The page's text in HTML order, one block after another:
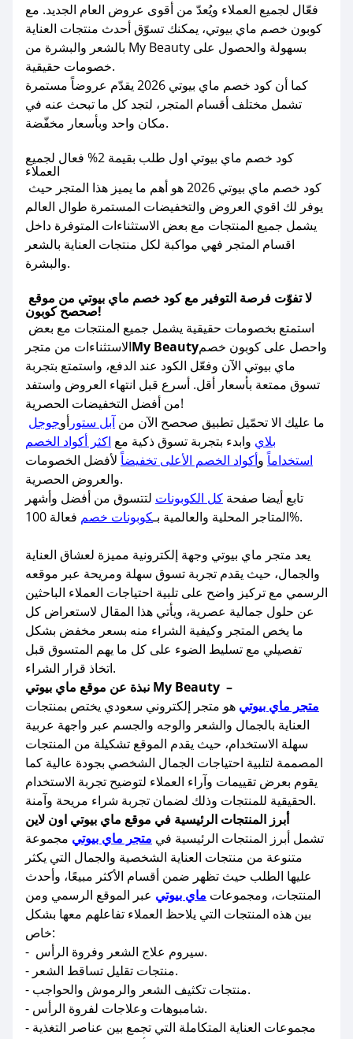
فعّال لجميع العملاء ويُعدّ من أقوى عروض العام الجديد. مع
كوبون خصم ماي بيوتي، يمكنك تسوّق أحدث منتجات العناية
بالشعر والبشرة من My Beauty بسهولة والحصول على
خصومات حقيقية.
كما أن كود خصم ماي بيوتي 2026 يقدّم عروضاً مستمرة
تشمل مختلف أقسام المتجر، لتجد كل ما تبحث عنه في
مكان واحد وبأسعار مخفّضة.
كود خصم ماي بيوتي اول طلب بقيمة 2% فعال لجميع
العملاء
يوفر لك اقوي العروض والتخفيضات المستمرة طوال العالم
يشمل جميع المنتجات مع بعض الاستثناءات المتوفرة داخل
اقسام المتجر فهي مواكبة لكل منتجات العناية بالشعر
والبشرة.
صحصح كوبون!
الاستثناءات من متجرMy Beautyواحصل على كوبون خصم
ماي بيوتي الآن وفعّل الكود عند الدفع، واستمتع بتجربة
تسوق ممتعة بأسعار أقل. أسرع قبل انتهاء العروض واستفد
من أفضل التخفيضات الحصرية!
ما عليك الا تحمّيل تطبيق صحصح الآن من آبل ستور أوجوجل
بلاي وابدء بتجربة تسوق ذكية مع اكثر أكواد الخصم
استخداماًوأكواد الخصم الأعلى تخفيضاًلأفضل الخصومات
والعروض الحصرية.
تابع أيضا صفحة كل الكوبونات لتتسوق من أفضل وأشهر
المتاجر المحلية والعالمية بـكوبونات خصم فعالة 100%.
يعد متجر ماي بيوتي وجهة إلكترونية مميزة لعشاق العناية
والجمال، حيث يقدم تجربة تسوق سهلة ومريحة عبر موقعه
الرسمي مع تركيز واضح على تلبية احتياجات العملاء الباحثين
عن حلول جمالية عصرية، ويأتي هذا المقال لاستعراض كل
ما يخص المتجر وكيفية الشراء منه بسعر مخفض بشكل
تفصيلي مع تسليط الضوء على كل ما يهم المتسوق قبل
اتخاذ قرار الشراء.
نبذة عن موقع ماي بيوتي My Beauty –
متجر ماي بيوتي هو متجر إلكتروني سعودي يختص بمنتجات
العناية بالجمال والشعر والوجه والجسم عبر واجهة عربية
سهلة الاستخدام، حيث يقدم الموقع تشكيلة من المنتجات
المصممة لتلبية احتياجات الجمال الشخصي بجودة عالية كما
يقوم بعرض تقييمات وآراء العملاء لتوضيح تجربة الاستخدام
الحقيقية للمنتجات وذلك لضمان تجربة شراء مريحة وآمنة.
أبرز المنتجات الرئيسية في موقع ماي بيوتي اون لاين
تشمل أبرز المنتجات الرئيسية في متجر ماي بيوتي مجموعة
متنوعة من منتجات العناية الشخصية والجمال التي يكثر
عليها الطلب حيث تظهر ضمن أقسام الأكثر مبيعًا، وأحدث
المنتجات، ومجموعات ماي بيوتي عبر الموقع الرسمي ومن
بين هذه المنتجات التي يلاحظ العملاء تفاعلهم معها بشكل
خاص:
- سيروم علاج الشعر وفروة الرأس.
- منتجات تقليل تساقط الشعر.
- منتجات تكثيف الشعر والرموش والحواجب.
- شامبوهات وعلاجات لفروة الرأس.
- مجموعات العناية المتكاملة التي تجمع بين عناصر التغذية